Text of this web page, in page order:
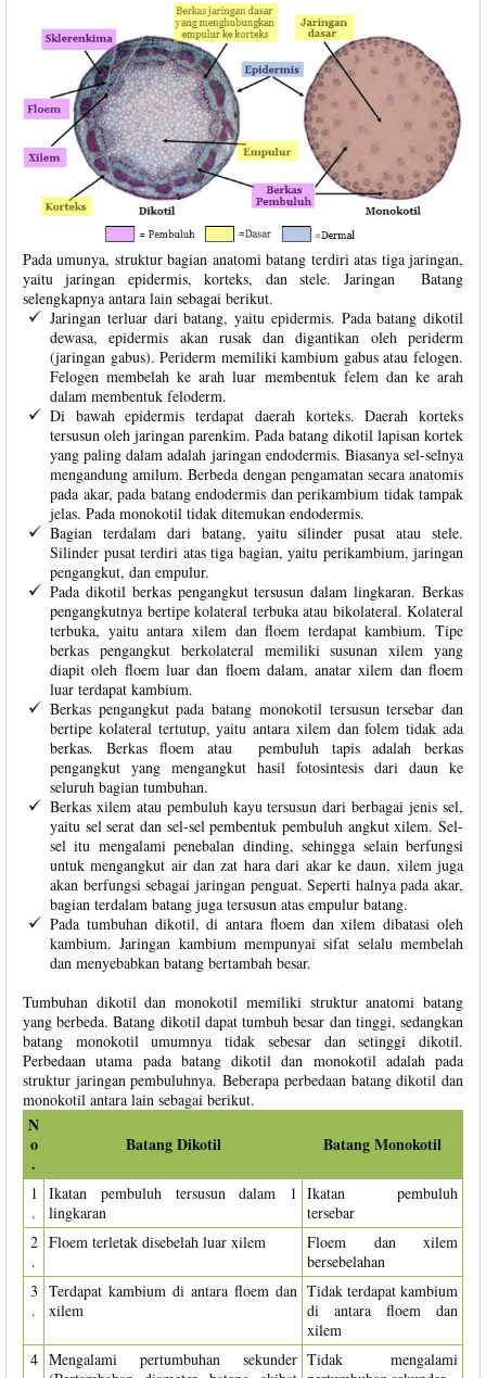
Pada umunya, struktur bagian anatomi batang terdiri atas tiga jaringan,
yaitu jaringan epidermis, korteks, dan stele. Jaringan Batang
selengkapnya antara lain sebagai berikut.
Jaringan terluar dari batang, yaitu epidermis. Pada batang dikotil
dewasa, epidermis akan rusak dan digantikan oleh periderm
(jaringan gabus). Periderm memiliki kambium gabus atau felogen.
Felogen membelah ke arah luar membentuk felem dan ke arah
dalam membentuk feloderm.
Di bawah epidermis terdapat daerah korteks. Daerah korteks
tersusun oleh jaringan parenkim. Pada batang dikotil lapisan kortek
yang paling dalam adalah jaringan endodermis. Biasanya sel-selnya
mengandung amilum. Berbeda dengan pengamatan secara anatomis
pada akar, pada batang endodermis dan perikambium tidak tampak
jelas. Pada monokotil tidak ditemukan endodermis.
Bagian terdalam dari batang, yaitu silinder pusat atau stele.
Silinder pusat terdiri atas tiga bagian, yaitu perikambium, jaringan
pengangkut, dan empulur.
Pada dikotil berkas pengangkut tersusun dalam lingkaran. Berkas
pengangkutnya bertipe kolateral terbuka atau bikolateral. Kolateral
terbuka, yaitu antara xilem dan floem terdapat kambium. Tipe
berkas pengangkut berkolateral memiliki susunan xilem yang
diapit oleh floem luar dan floem dalam, anatar xilem dan floem
luar terdapat kambium.
Berkas pengangkut pada batang monokotil tersusun tersebar dan
bertipe kolateral tertutup, yaitu antara xilem dan folem tidak ada
berkas. Berkas floem atau pembuluh tapis adalah berkas
pengangkut yang mengangkut hasil fotosintesis dari daun ke
seluruh bagian tumbuhan.
Berkas xilem atau pembuluh kayu tersusun dari berbagai jenis sel,
yaitu sel serat dan sel-sel pembentuk pembuluh angkut xilem. Sel-
sel itu mengalami penebalan dinding, sehingga selain berfungsi
untuk mengangkut air dan zat hara dari akar ke daun, xilem juga
akan berfungsi sebagai jaringan penguat. Seperti halnya pada akar,
bagian terdalam batang juga tersusun atas empulur batang.
Pada tumbuhan dikotil, di antara floem dan xilem dibatasi oleh
kambium. Jaringan kambium mempunyai sifat selalu membelah
dan menyebabkan batang bertambah besar.
Tumbuhan dikotil dan monokotil memiliki struktur anatomi batang
yang berbeda. Batang dikotil dapat tumbuh besar dan tinggi, sedangkan
batang monokotil umumnya tidak sebesar dan setinggi dikotil.
Perbedaan utama pada batang dikotil dan monokotil adalah pada
struktur jaringan pembuluhnya. Beberapa perbedaan batang dikotil dan
monokotil antara lain sebagai berikut.
N
o
.
Batang Dikotil Batang Monokotil
1
.
Ikatan pembuluh tersusun dalam 1
lingkaran
Ikatan pembuluh
tersebar
2
.
Floem terletak disebelah luar xilem
Floem dan xilem
bersebelahan
3
.
Terdapat kambium di antara floem dan
xilem
Tidak terdapat kambium
di antara floem dan
xilem
4 Mengalami pertumbuhan sekunder Tidak mengalami